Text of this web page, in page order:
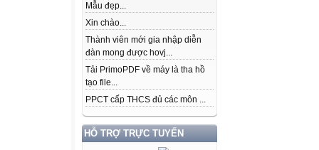
Mẫu đẹp...
Xin chào...
Thành viên mới gia nhập diễn
đàn mong được hovj...
Tải PrimoPDF về máy là tha hồ
tạo file...
PPCT cấp THCS đủ các môn ...
HỖ TRỢ TRỰC TUYẾN